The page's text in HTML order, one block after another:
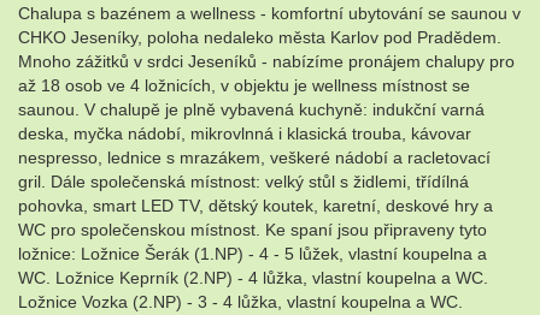
Chalupa s bazénem a wellness - komfortní ubytování se saunou v
CHKO Jeseníky, poloha nedaleko města Karlov pod Pradědem.
Mnoho zážitků v srdci Jeseníků - nabízíme pronájem chalupy pro
až 18 osob ve 4 ložnicích, v objektu je wellness místnost se
saunou. V chalupě je plně vybavená kuchyně: indukční varná
deska, myčka nádobí, mikrovlnná i klasická trouba, kávovar
nespresso, lednice s mrazákem, veškeré nádobí a racletovací
gril. Dále společenská místnost: velký stůl s židlemi, třídílná
pohovka, smart LED TV, dětský koutek, karetní, deskové hry a
WC pro společenskou místnost. Ke spaní jsou připraveny tyto
ložnice: Ložnice Šerák (1.NP) - 4 - 5 lůžek, vlastní koupelna a
WC. Ložnice Keprník (2.NP) - 4 lůžka, vlastní koupelna a WC.
Ložnice Vozka (2.NP) - 3 - 4 lůžka, vlastní koupelna a WC.